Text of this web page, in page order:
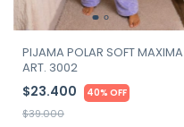
PIJAMA POLAR SOFT MAXIMA
ART. 3002
$23.400 40% OFF
$39.000